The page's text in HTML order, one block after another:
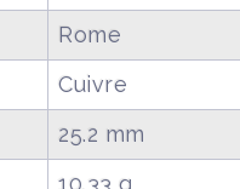
Rome
Cuivre
25.2 mm
10.33 g